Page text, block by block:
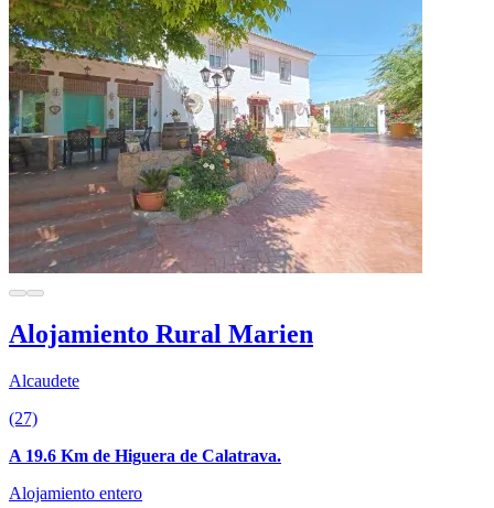
Alojamiento Rural Marien
Alcaudete
(27)
A 19.6 Km de Higuera de Calatrava.
Alojamiento entero